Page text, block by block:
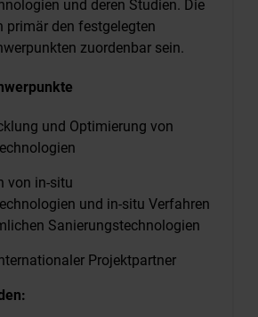
und deren Studien. Die
primär den festgelegten
zuordenbar sein.
und Optimierung von
von in-situ
und in-situ Verfahren
Sanierungstechnologien
Projektpartner